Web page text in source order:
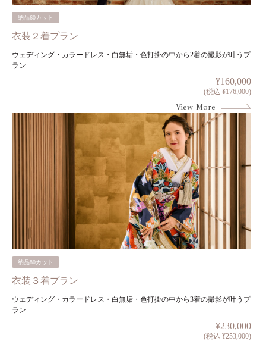
納品60カット
衣装２着プラン
ウェディング・カラードレス・白無垢・色打掛の中から2着の撮影が叶うプ
ラン
¥160,000
(税込 ¥176,000)
View More
納品80カット
衣装３着プラン
ウェディング・カラードレス・白無垢・色打掛の中から3着の撮影が叶うプ
ラン
¥230,000
(税込 ¥253,000)